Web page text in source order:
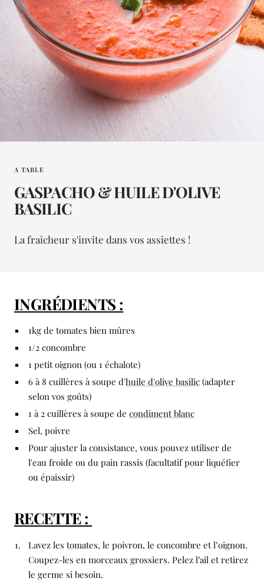
A TABLE
GASPACHO & HUILE D'OLIVE
BASILIC
La fraîcheur s'invite dans vos assiettes !
INGRÉDIENTS :
1kg de tomates bien mûres
1/2 concombre
1 petit oignon (ou 1 échalote)
6 à 8 cuillères à soupe d'huile d'olive basilic(adapter
selon vos goûts)
1 à 2 cuillères à soupe de condiment blanc
Sel, poivre
Pour ajuster la consistance, vous pouvez utiliser de
l'eau froide ou du pain rassis (facultatif pour liquéfier
ou épaissir)
RECETTE :
Lavez les tomates, le poivron, le concombre et l’oignon.
Coupez-les en morceaux grossiers. Pelez l’ail et retirez
le germe si besoin.